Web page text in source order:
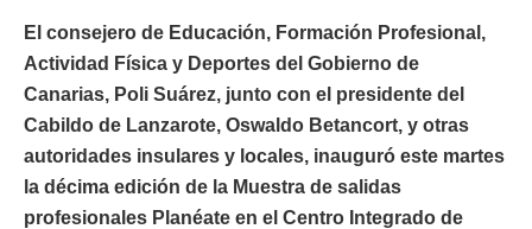
El consejero de Educación, Formación Profesional,
Actividad Física y Deportes del Gobierno de
Canarias, Poli Suárez, junto con el presidente del
Cabildo de Lanzarote, Oswaldo Betancort, y otras
autoridades insulares y locales, inauguró este martes
la décima edición de la Muestra de salidas
profesionales Planéate en el Centro Integrado de